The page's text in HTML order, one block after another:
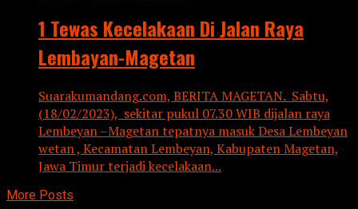
1 Tewas Kecelakaan Di Jalan Raya
Lembayan-Magetan
Suarakumandang.com, BERITA MAGETAN. Sabtu,
(18/02/2023), sekitar pukul 07.30 WIB dijalan raya
Lembeyan –Magetan tepatnya masuk Desa Lembeyan
wetan , Kecamatan Lembeyan, Kabupaten Magetan,
Jawa Timur terjadi kecelakaan...
More Posts